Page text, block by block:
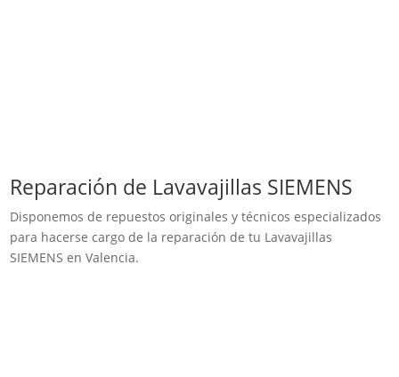
Reparación de Lavavajillas SIEMENS
Disponemos de repuestos originales y técnicos especializados
para hacerse cargo de la reparación de tu Lavavajillas
SIEMENS en Valencia.